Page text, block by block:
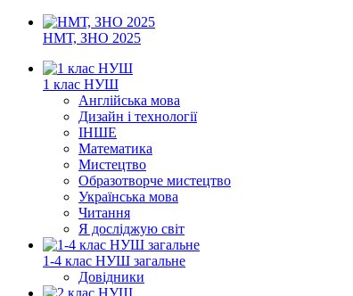
НМТ, ЗНО 2025
1 клас НУШ
Англійська мова
Дизайн і технології
ІНШЕ
Математика
Мистецтво
Образотворче мистецтво
Українська мова
Читання
Я досліджую світ
1-4 клас НУШ загальне
Довідники